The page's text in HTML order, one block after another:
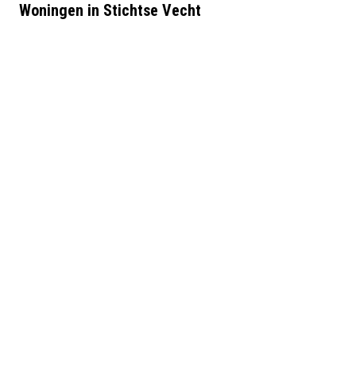
Woningen in Stichtse Vecht